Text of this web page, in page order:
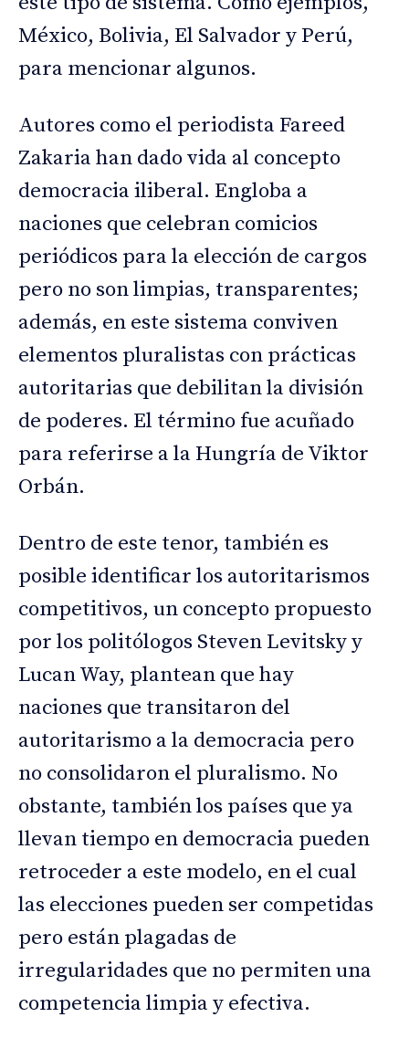
México, Bolivia, El Salvador y Perú,
para mencionar algunos.
Autores como el periodista Fareed
Zakaria han dado vida al concepto
democracia iliberal. Engloba a
naciones que celebran comicios
periódicos para la elección de cargos
pero no son limpias, transparentes;
además, en este sistema conviven
elementos pluralistas con prácticas
autoritarias que debilitan la división
de poderes. El término fue acuñado
para referirse a la Hungría de Viktor
Orbán.
Dentro de este tenor, también es
posible identificar los autoritarismos
competitivos, un concepto propuesto
por los politólogos Steven Levitsky y
Lucan Way, plantean que hay
naciones que transitaron del
autoritarismo a la democracia pero
no consolidaron el pluralismo. No
obstante, también los países que ya
llevan tiempo en democracia pueden
retroceder a este modelo, en el cual
las elecciones pueden ser competidas
pero están plagadas de
irregularidades que no permiten una
competencia limpia y efectiva.